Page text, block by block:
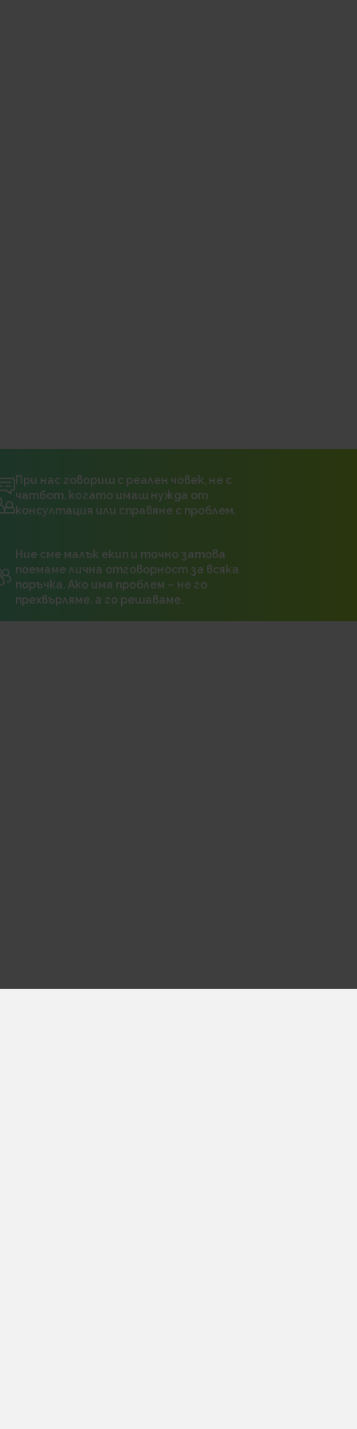
При нас говориш с реален човек, не с
чатбот, когато имаш нужда от
консултация или справяне с проблем.
Ние сме малък екип и точно затова
поемаме лична отговорност за всяка
поръчка. Ако има проблем – не го
прехвърляме, а го решаваме.